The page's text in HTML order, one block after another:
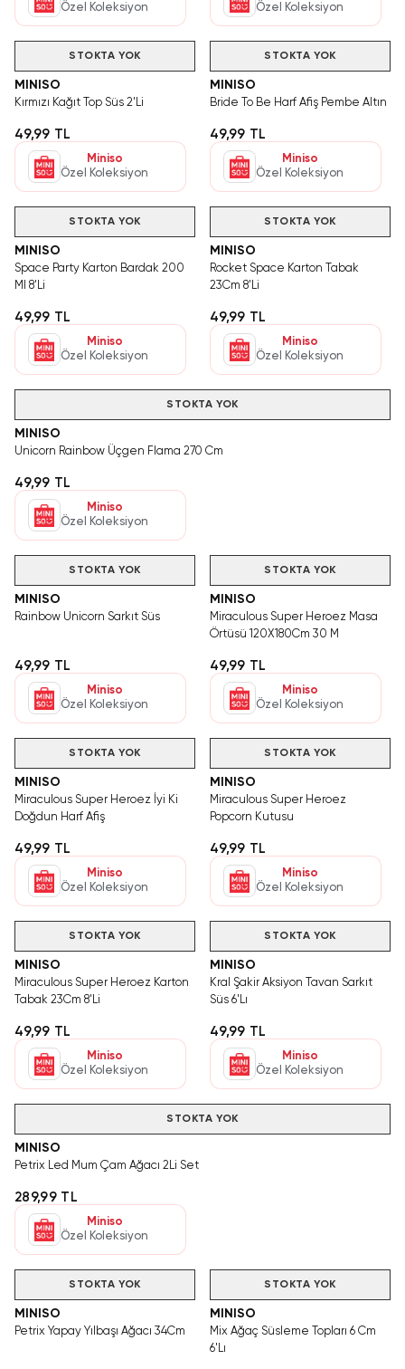
Özel Koleksiyon
Özel Koleksiyon
STOKTA YOK
MINISO
Kırmızı Kağıt Top Süs 2'Li
49,99 TL
Miniso
Özel Koleksiyon
STOKTA YOK
MINISO
Bride To Be Harf Afiş Pembe Altın
49,99 TL
Miniso
Özel Koleksiyon
STOKTA YOK
MINISO
Space Party Karton Bardak 200
Ml 8'Li
49,99 TL
Miniso
Özel Koleksiyon
STOKTA YOK
MINISO
Rocket Space Karton Tabak
23Cm 8'Li
49,99 TL
Miniso
Özel Koleksiyon
STOKTA YOK
MINISO
Unicorn Rainbow Üçgen Flama 270 Cm
49,99 TL
Miniso
Özel Koleksiyon
STOKTA YOK
MINISO
Rainbow Unicorn Sarkıt Süs
49,99 TL
Miniso
Özel Koleksiyon
STOKTA YOK
MINISO
Miraculous Super Heroez Masa
Örtüsü 120X180Cm 30 M
49,99 TL
Miniso
Özel Koleksiyon
STOKTA YOK
MINISO
Miraculous Super Heroez İyi Ki
Doğdun Harf Afiş
49,99 TL
Miniso
Özel Koleksiyon
STOKTA YOK
MINISO
Miraculous Super Heroez
Popcorn Kutusu
49,99 TL
Miniso
Özel Koleksiyon
STOKTA YOK
MINISO
Miraculous Super Heroez Karton
Tabak 23Cm 8'Li
49,99 TL
Miniso
Özel Koleksiyon
STOKTA YOK
MINISO
Kral Şakir Aksiyon Tavan Sarkıt
Süs 6'Lı
49,99 TL
Miniso
Özel Koleksiyon
STOKTA YOK
MINISO
Petrix Led Mum Çam Ağacı 2Li Set
289,99 TL
Miniso
Özel Koleksiyon
STOKTA YOK
MINISO
Petrix Yapay Yılbaşı Ağacı 34Cm
STOKTA YOK
MINISO
Mix Ağaç Süsleme Topları 6 Cm
6'Lı